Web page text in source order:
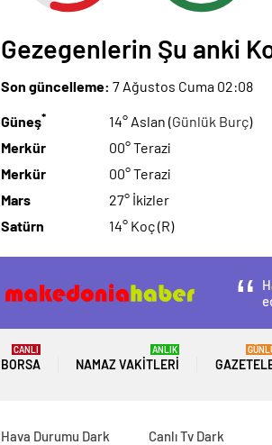
Gezegenlerin Şu anki
Son güncelleme: 7 Ağustos Cuma 02:08
Güneş* 14° Aslan (Günlük Burç)
Merkür
00° Terazi
Merkür
00° Terazi
Mars
27° İkizler
Satürn
14° Koç (R)
BORSA
CANLI
NAMAZ VAKITLERI
ANLIK
Hava Durumu Dark Canlı Tv Dark